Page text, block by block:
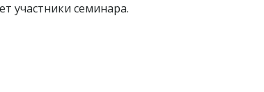
участники семинара.